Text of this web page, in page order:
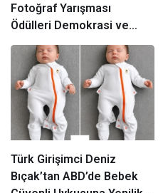
Fotoğraf Yarışması
Ödülleri Demokrasi ve
Özgürlükler Adası’nda
Sahiplerini Buldu
Türk Girişimci Deniz
Bıçak’tan ABD’de Bebek